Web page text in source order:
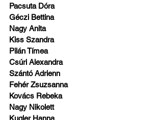
Pacsuta Dóra
Géczi Bettina
Nagy Anita
Kiss Szandra
Pilán Tímea
Csúri Alexandra
Szántó Adrienn
Fehér Zsuzsanna
Kovács Rebeka
Nagy Nikolett
Kugler Hanna